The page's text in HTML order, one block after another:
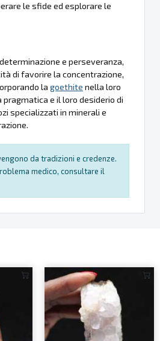
le sfide ed esplorare le
e perseveranza,
di favorire la concentrazione,
la goethite nella loro
e il loro desiderio di
specializzati in minerali e
da tradizioni e credenze.
medico, consultare il